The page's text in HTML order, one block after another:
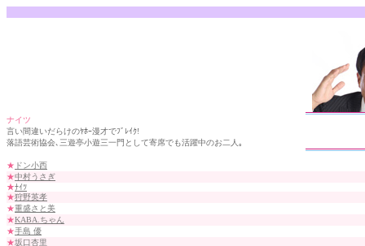
ナイツ
言い間違いだらけのﾔﾎｰ漫才でﾌﾞﾚｲｸ!
落語芸術協会､三遊亭小遊三一門として寄席でも活躍中のお二人｡
★ ドン小西
★中村うさぎ
★ﾅｲﾂ
★狩野英孝
★重盛さと美
★KABA.ちゃん
★手島 優
★坂口杏里